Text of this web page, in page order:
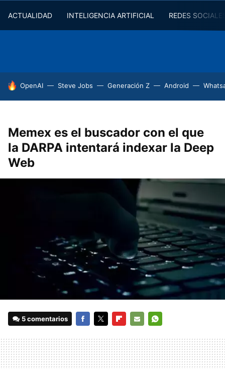
ACTUALIDAD INTELIGENCIA ARTIFICIAL REDES
HOY SE HABLA DE
OpenAI Steve Jobs Generación Z Android
Memex es el buscador con el que
la DARPA intentará indexar la Deep
Web
5 comentarios
MAIL